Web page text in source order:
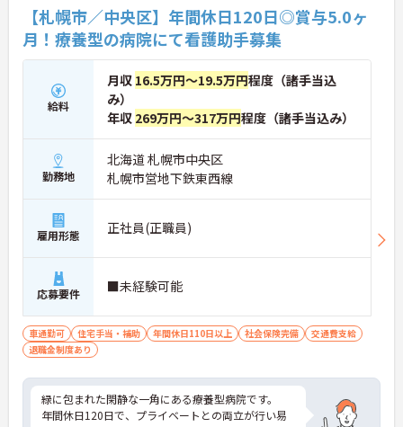
【札幌市／中央区】年間休日120日◎賞与5.0ヶ
月！療養型の病院にて看護助手募集
給料
月収 16.5万円～19.5万円程度（諸手当込
み）
年収 269万円～317万円程度（諸手当込み）
勤務地
北海道 札幌市中央区
札幌市営地下鉄東西線
雇用形態 正社員(正職員)
応募要件 ■未経験可能
車通勤可 住宅手当・補助 年間休日110日以上 社会保険完備
交通費支給
退職金制度あり
緑に包まれた閑静な一角にある療養型病院です。
年間休日120日で、プライベートとの両立が行い易